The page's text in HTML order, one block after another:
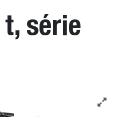
série